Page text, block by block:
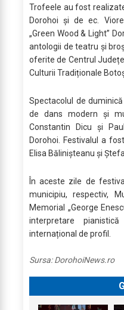
Trofeele au fost
Dorohoi și de ec.
„Green Wood & Light”
antologii de teatru și
oferite de Centrul
Culturii Tradiționale
Spectacolul de
de dans modern și
Constantin Dicu și
Dorohoi. Festivalul a
Elisa Bălinișteanu și
În aceste zile de
municipiu, respectiv,
Memorial „George
interpretare
internațional de profil.
Sursa:DorohoiNews.ro